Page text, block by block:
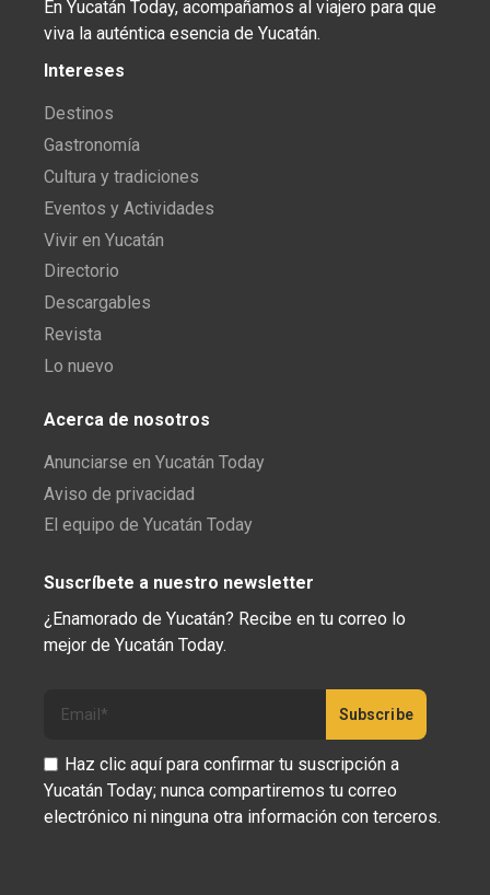
En Yucatán Today, acompañamos al viajero para que
viva la auténtica esencia de Yucatán.
Intereses
Destinos
Gastronomía
Cultura y tradiciones
Eventos y Actividades
Vivir en Yucatán
Directorio
Descargables
Revista
Lo nuevo
Acerca de nosotros
Anunciarse en Yucatán Today
Aviso de privacidad
El equipo de Yucatán Today
Suscríbete a nuestro newsletter
¿Enamorado de Yucatán? Recibe en tu correo lo
mejor de Yucatán Today.
Haz clic aquí para confirmar tu suscripción a
Yucatán Today; nunca compartiremos tu correo
electrónico ni ninguna otra información con terceros.